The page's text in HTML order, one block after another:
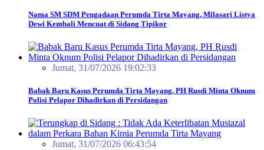
Nama SM SDM Pengadaan Perumda Tirta Mayang, Milasari Listya
Dewi Kembali Mencuat di Sidang Tipikor
Jumat, 31/07/2026 19:02:33
Babak Baru Kasus Perumda Tirta Mayang, PH Rusdi Minta Oknum
Polisi Pelapor Dihadirkan di Persidangan
Jumat, 31/07/2026 06:43:54